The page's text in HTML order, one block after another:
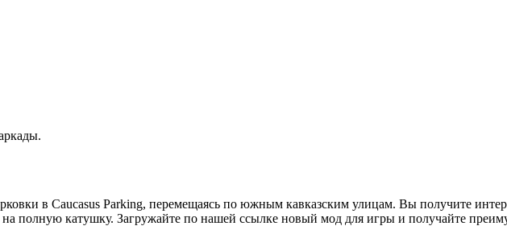
в Caucasus Parking, перемещаясь по южным кавказским улицам. Вы получите
полную катушку. Загружайте по нашей ссылке новый мод для игры и получайте